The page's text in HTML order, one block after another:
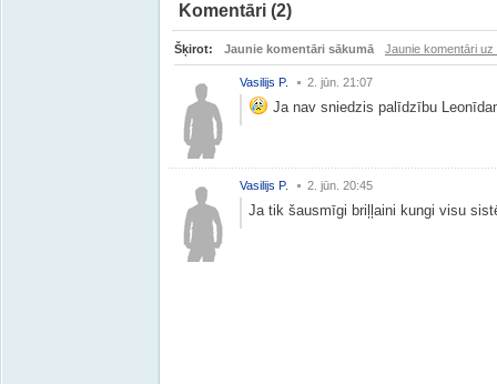
Komentāri (2)
Šķirot: Jaunie komentāri sākumā Jaunie komentāri uz
Vasilijs P. 2. jūn. 21:07
Ja nav sniedzis palīdzību
Vasilijs P. 2. jūn. 20:45
Ja tik šausmīgi briļļaini kungi visu